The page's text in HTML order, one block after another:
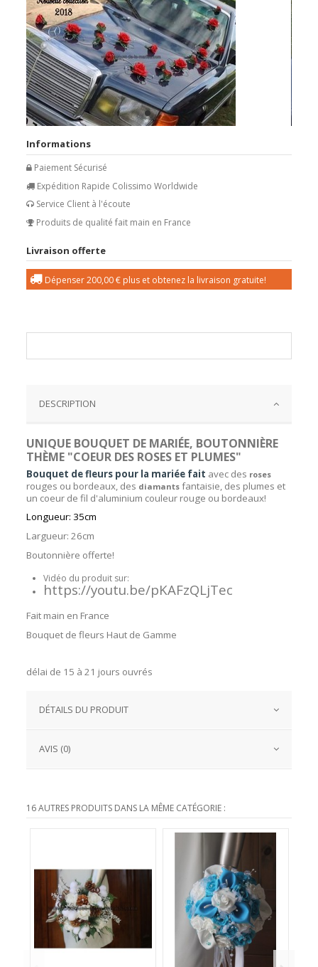
Informations
Paiement Sécurisé
Expédition Rapide Colissimo Worldwide
Service Client à l'écoute
Produits de qualité fait main en France
Livraison offerte
Dépenser200,00 € plus et obtenez la livraison gratuite!
DESCRIPTION
UNIQUE BOUQUET DE MARIÉE, BOUTONNIÈRE
THÈME "COEUR DES ROSES ET PLUMES"
Bouquet de fleurs pour la mariée fait avec des roses
rouges ou bordeaux, des diamantsfantaisie, des plumes et
un coeur de fil d'aluminium couleur rouge ou bordeaux!
Longueur: 35cm
Largueur: 26cm
Boutonnière offerte!
Vidéo du produit sur:
https://youtu.be/pKAFzQLjTec
Fait main en France
Bouquet de fleurs Haut de Gamme
délai de 15 à 21 jours ouvrés
DÉTAILS DU PRODUIT
AVIS (0)
16 AUTRES PRODUITS DANS LA MÊME CATÉGORIE :